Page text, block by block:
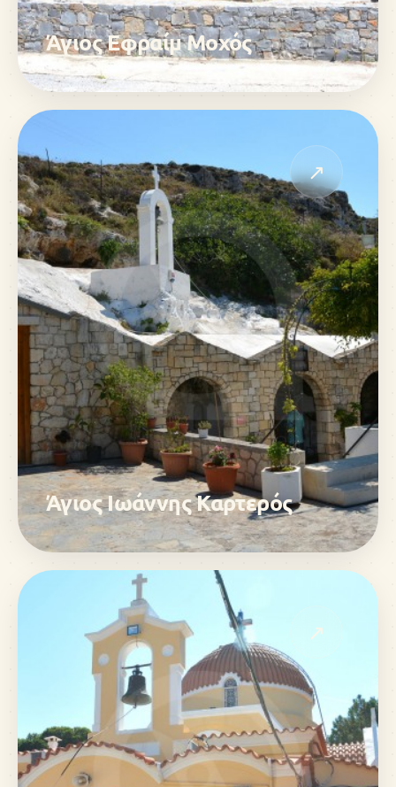
Άγιος Εφραίμ Μοχός
↗
Άγιος Ιωάννης Καρτερός
↗